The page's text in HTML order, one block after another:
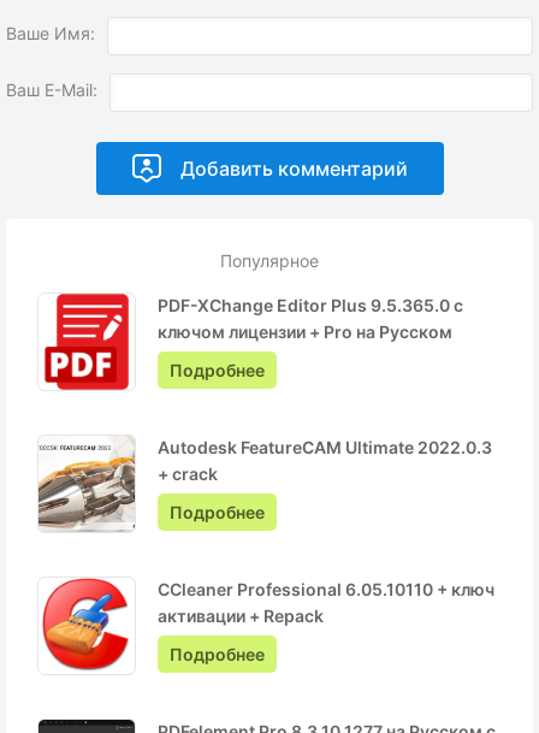
Популярное
PDF-XChange Editor Plus 9.5.365.0 с
ключом лицензии + Pro на Русском
Подробнее
Autodesk FeatureCAM Ultimate 2022.0.3
+ crack
Подробнее
CCleaner Professional 6.05.10110 + ключ
активации + Repack
Подробнее
Ваше Имя:
Ваш E-Mail: